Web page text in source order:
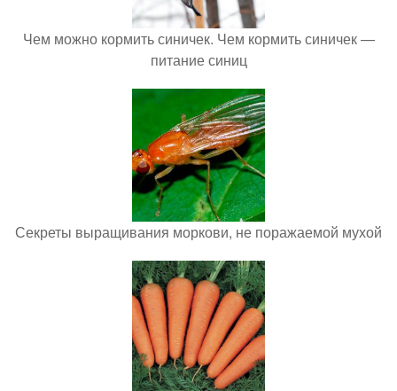
Чем можно кормить синичек. Чем кормить синичек —
питание синиц
Секреты выращивания моркови, не поражаемой мухой